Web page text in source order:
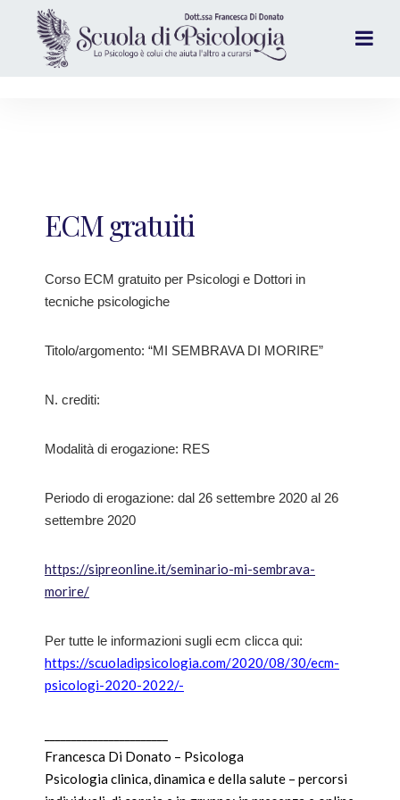
ECM gratuiti
Corso ECM gratuito per Psicologi e Dottori in
tecniche psicologiche
Titolo/argomento: “MI SEMBRAVA DI MORIRE”
N. crediti:
Modalità di erogazione: RES
Periodo di erogazione: dal 26 settembre 2020 al 26
settembre 2020
https://sipreonline.it/seminario-mi-sembrava-
morire/
Per tutte le informazioni sugli ecm clicca qui:
https://scuoladipsicologia.com/2020/08/30/ecm-
psicologi-2020-2022/-
Francesca Di Donato – Psicologa
Psicologia clinica, dinamica e della salute – percorsi